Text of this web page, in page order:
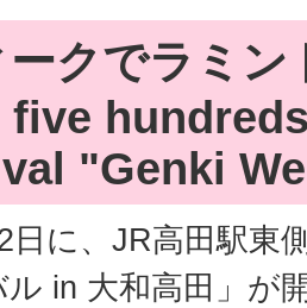
クでラミン
five
"Genki
日に、JR高田駅東
in 大和高田」が